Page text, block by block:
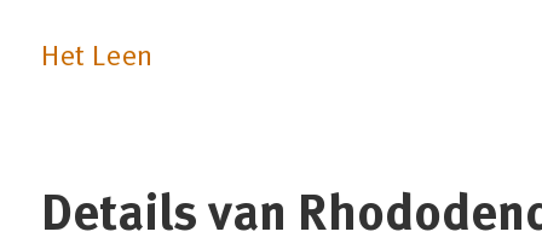
Het Leen
Details van